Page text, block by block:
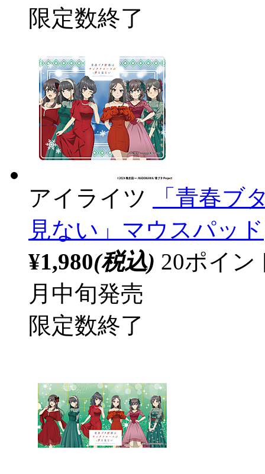
限定数終了
アイライツ
「青春ブ
見ない」マウスパッド
¥1,980(税込) 20ポイ
月中旬発売
限定数終了